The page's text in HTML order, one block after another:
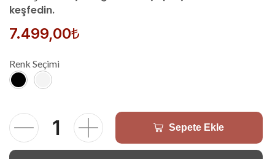
keşfedin.
7.499,00₺
Renk Seçimi
Sepete Ekle